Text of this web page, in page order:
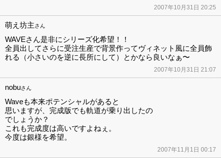
2007年10月31日 20:25
萌え坊主さん
WAVEさん是非にシリーズ化希望！！
全員出してさらに受注生産で背景作ってヴィネット風に全員飾
れる（小さいのを逆に長所にして）とかなら良いなぁ〜
2007年10月31日 21:07
nobuさん
Waveも本来ポテンシャルがあると
思いますが、完成版でも軌道が乗り出したの
でしょうか？
これも完成度は高いですよねぇ。
今度は銀様を希望。
2007年11月1日 00:17